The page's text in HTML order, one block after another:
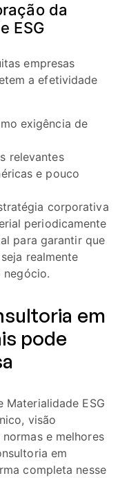
da
ESG
empresas
a efetividade
exigência de
relevantes
e pouco
corporativa
periodicamente
para garantir que
realmente
negócio.
em
pode
Materialidade ESG
visão
e melhores
em
completa nesse